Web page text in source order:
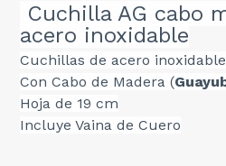
Cuchilla AG cabo
acero inoxidable
Cuchillas de acero inoxidable
Con Cabo de Madera (
Hoja de 19 cm
Incluye Vaina de Cuero